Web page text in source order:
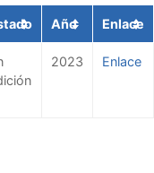
Año Enlace
2023 Enlace